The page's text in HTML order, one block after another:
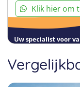
Klik hier om
Uw specialist voor